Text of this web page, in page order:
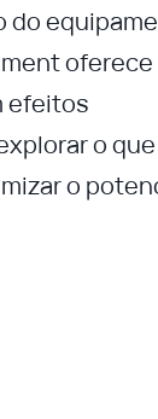
do
oferece
efeitos
o
o